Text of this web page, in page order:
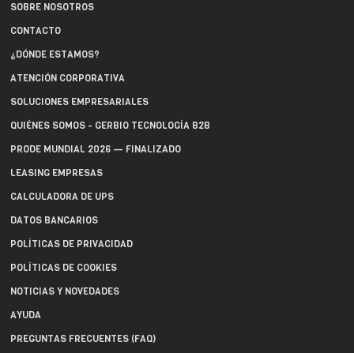
SOBRE NOSOTROS
CONTACTO
¿DÓNDE ESTAMOS?
ATENCIÓN CORPORATIVA
SOLUCIONES EMPRESARIALES
QUIÉNES SOMOS - GERBIO TECNOLOGÍA B2B
PRODE MUNDIAL 2026 — FINALIZADO
LEASING EMPRESAS
CALCULADORA DE UPS
DATOS BANCARIOS
POLÍTICAS DE PRIVACIDAD
POLÍTICAS DE COOKIES
NOTICIAS Y NOVEDADES
AYUDA
PREGUNTAS FRECUENTES (FAQ)